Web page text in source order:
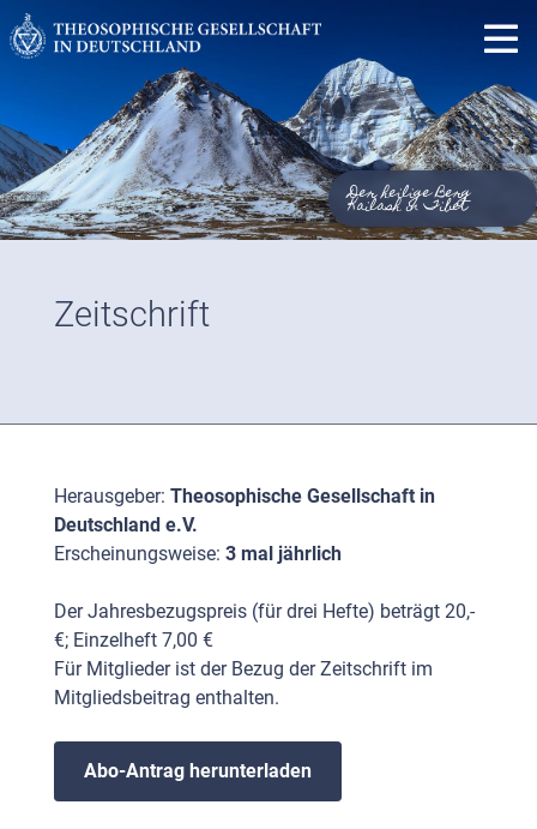
Der heilige Berg
Kailash in Tibet
Zeitschrift
Herausgeber: Theosophische Gesellschaft in
Deutschland e.V.
Erscheinungsweise: 3 mal jährlich
Der Jahresbezugspreis (für drei Hefte) beträgt 20,-
€; Einzelheft 7,00 €
Für Mitglieder ist der Bezug der Zeitschrift im
Mitgliedsbeitrag enthalten.
Abo-Antrag herunterladen